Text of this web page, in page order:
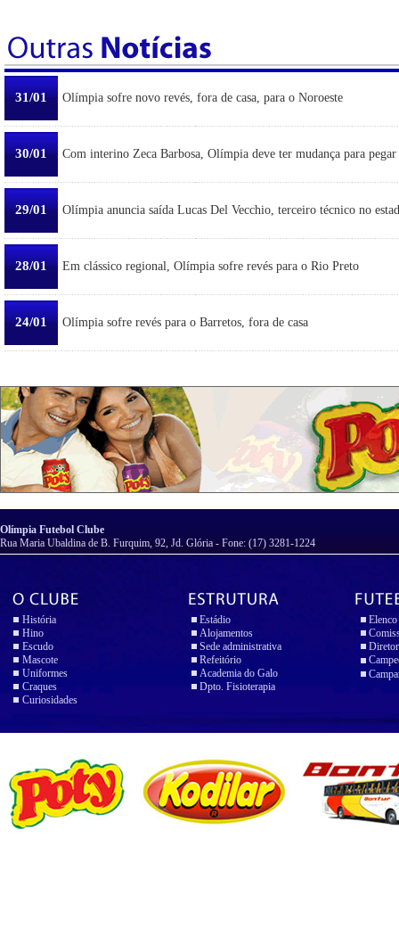
31/01 Olímpia sofre novo revés, fora de casa, para o Noroeste
30/01 Com interino Zeca Barbosa, Olímpia deve ter mudança para pegar
29/01 Olímpia anuncia saída Lucas Del Vecchio, terceiro técnico no
28/01 Em clássico regional, Olímpia sofre revés para o Rio Preto
24/01 Olímpia sofre revés para o Barretos, fora de casa
Olímpia Futebol Clube
Rua Maria Ubaldina de B. Furquim, 92, Jd. Glória - Fone: (17) 3281-1224
História
Hino
Escudo
Mascote
Uniformes
Craques
Curiosidades
Estádio
Alojamentos
Sede administrativa
Refeitório
Academia do Galo
Dpto. Fisioterapia
Elenco